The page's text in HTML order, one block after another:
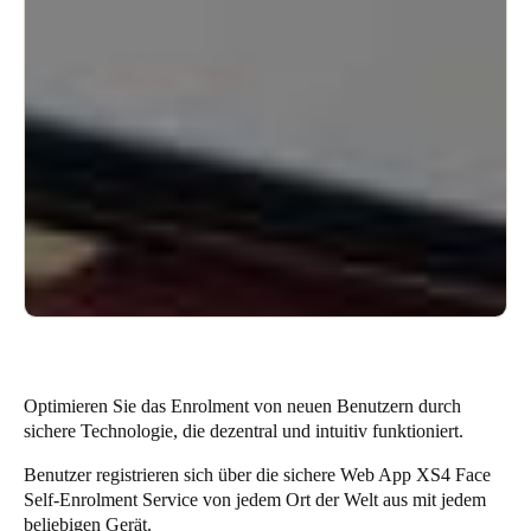
Optimieren Sie das Enrolment von neuen Benutzern durch
sichere Technologie, die dezentral und intuitiv funktioniert.
Benutzer registrieren sich über die sichere Web App XS4 Face
Self-Enrolment Service von jedem Ort der Welt aus mit jedem
beliebigen Gerät.